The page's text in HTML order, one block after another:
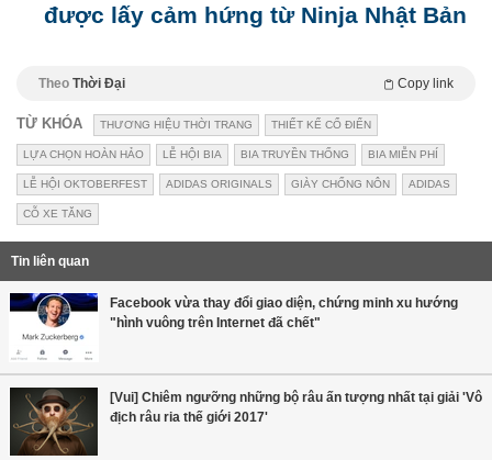
được lấy cảm hứng từ Ninja Nhật Bản
Theo Thời Đại Copy link
TỪ KHÓA THƯƠNG HIỆU THỜI TRANG THIẾT KẾ CỔ ĐIỂN
LỰA CHỌN HOÀN HẢO LỄ HỘI BIA BIA TRUYỀN THỐNG BIA MIỄN PHÍ
LỄ HỘI OKTOBERFEST ADIDAS ORIGINALS GIÀY CHỐNG NÔN ADIDAS
CỖ XE TĂNG
Tin liên quan
Facebook vừa thay đổi giao diện, chứng minh xu hướng
"hình vuông trên Internet đã chết"
[Vui] Chiêm ngưỡng những bộ râu ấn tượng nhất tại giải 'Vô
địch râu ria thế giới 2017'